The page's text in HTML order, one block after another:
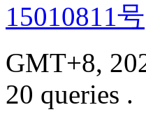
15010811号
GMT+8,
20 queries .